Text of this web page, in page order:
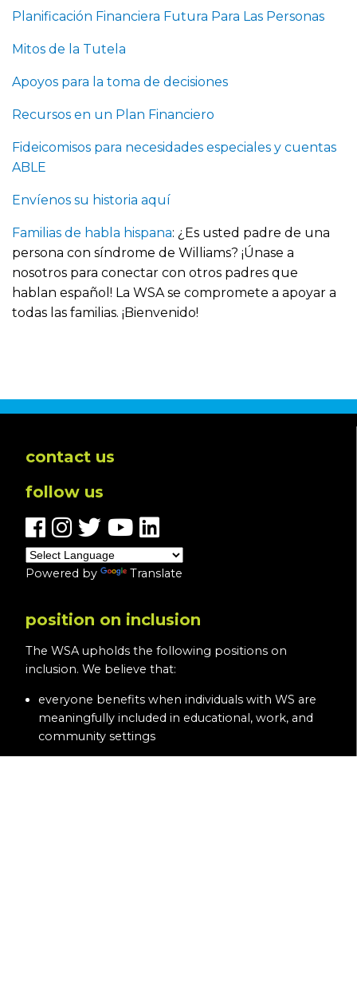
Planificación Financiera Futura Para Las Personas
Mitos de la Tutela
Apoyos para la toma de decisiones
Recursos en un Plan Financiero
Fideicomisos para necesidades especiales y cuentas
ABLE
Envíenos su historia aquí
Familias de habla hispana: ¿Es usted padre de una
persona con síndrome de Williams? ¡Únase a
nosotros para conectar con otros padres que
hablan español! La WSA se compromete a apoyar a
todas las familias. ¡Bienvenido!
contact us
follow us
Powered by Translate
position on inclusion
The WSA upholds the following positions on
inclusion. We believe that:
everyone benefits when individuals with WS are
meaningfully included in educational, work, and
community settings
individuals with WS should receive all necessary